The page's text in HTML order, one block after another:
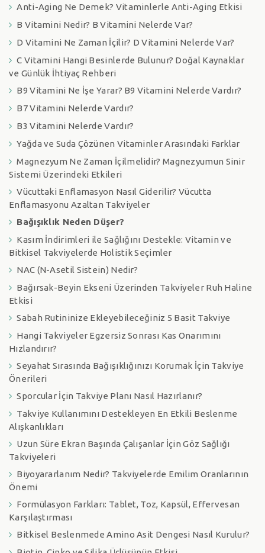
Anti-Aging Ne Demek? Vitaminlerle Anti-Aging Etkisi
B Vitamini Nedir? B Vitamini Nelerde Var?
D Vitamini Ne Zaman İçilir? D Vitamini Nelerde Var?
C Vitamini Hangi Besinlerde Bulunur? Doğal Kaynaklar
ve Günlük İhtiyaç Rehberi
B9 Vitamini Ne İşe Yarar? B9 Vitamini Nelerde Vardır?
B7 Vitamini Nelerde Vardır?
B3 Vitamini Nelerde Vardır?
Yağda ve Suda Çözünen Vitaminler Arasındaki Farklar
Magnezyum Ne Zaman İçilmelidir? Magnezyumun Sinir
Sistemi Üzerindeki Etkileri
Vücuttaki Enflamasyon Nasıl Giderilir? Vücutta
Enflamasyonu Azaltan Takviyeler
Bağışıklık Neden Düşer?
Kasım İndirimleri ile Sağlığını Destekle: Vitamin ve
Bitkisel Takviyelerde Holistik Seçimler
NAC (N-Asetil Sistein) Nedir?
Bağırsak-Beyin Ekseni Üzerinden Takviyeler Ruh Haline
Etkisi
Sabah Rutininize Ekleyebileceğiniz 5 Basit Takviye
Hangi Takviyeler Egzersiz Sonrası Kas Onarımını
Hızlandırır?
Seyahat Sırasında Bağışıklığınızı Korumak İçin Takviye
Önerileri
Sporcular İçin Takviye Planı Nasıl Hazırlanır?
Takviye Kullanımını Destekleyen En Etkili Beslenme
Alışkanlıkları
Uzun Süre Ekran Başında Çalışanlar İçin Göz Sağlığı
Takviyeleri
Biyoyararlanım Nedir? Takviyelerde Emilim Oranlarının
Önemi
Formülasyon Farkları: Tablet, Toz, Kapsül, Effervesan
Karşılaştırması
Bitkisel Beslenmede Amino Asit Dengesi Nasıl Kurulur?